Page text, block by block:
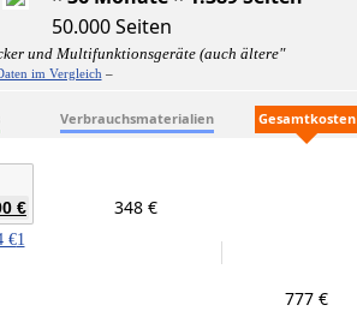
50.000 Seiten
und Multifunktionsgeräte (auch ältere"
im Vergleich –
Verbrauchsmaterialien Gesamtkosten
€
€1
348 €
777 €